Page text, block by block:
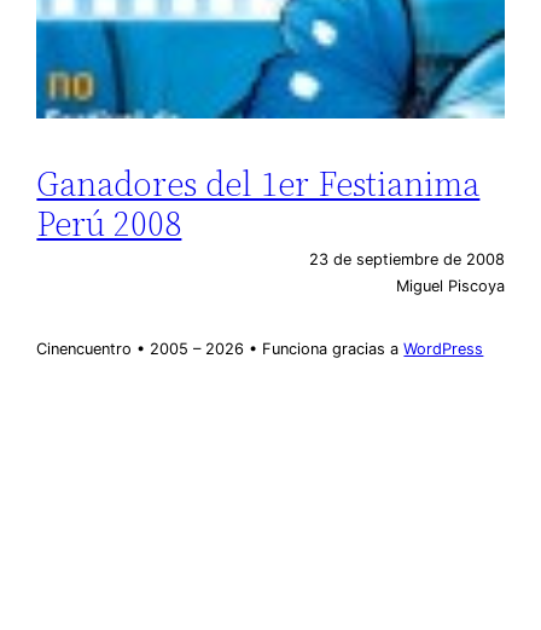
Ganadores del 1er Festianima
Perú 2008
23 de septiembre de 2008
Miguel Piscoya
Cinencuentro • 2005 – 2026 • Funciona gracias aWordPress